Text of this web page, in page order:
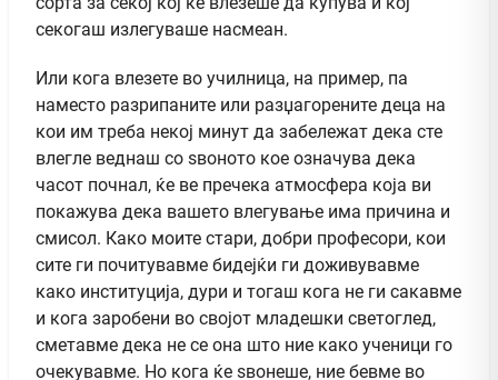
секогаш излегуваше насмеан.
Или кога влезете во училница, на пример, па
наместо разрипаните или разџагорените деца на
кои им треба некој минут да забележат дека сте
влегле веднаш со ѕвоното кое означува дека
часот почнал, ќе ве пречека атмосфера која ви
покажува дека вашето влегување има причина и
смисол. Како моите стари, добри професори, кои
сите ги почитувавме бидејќи ги доживувавме
како институција, дури и тогаш кога не ги сакавме
и кога заробени во својот младешки светоглед,
сметавме дека не се она што ние како ученици го
очекувавме. Но кога ќе ѕвонеше, ние бевме во